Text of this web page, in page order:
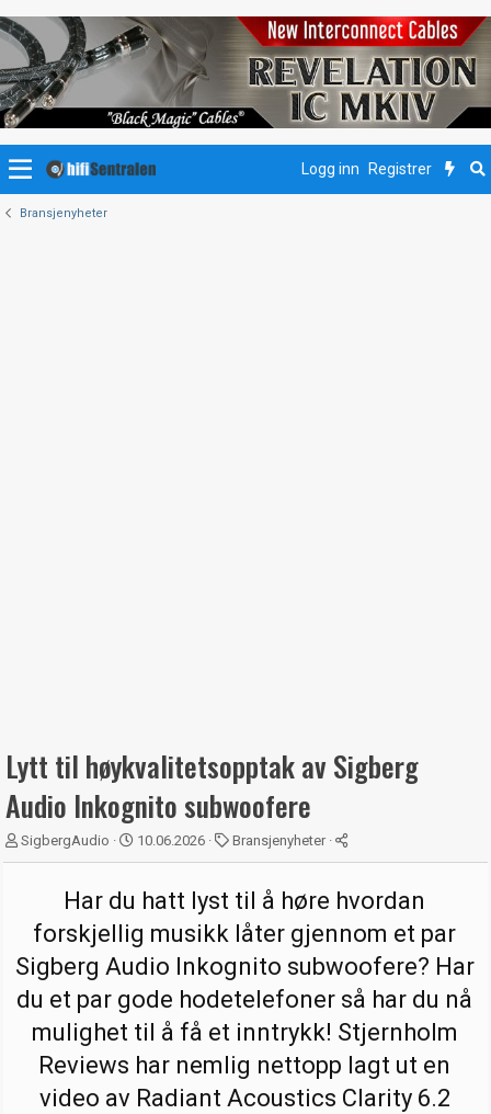
Logg inn Registrer
Bransjenyheter
Lytt til høykvalitetsopptak av Sigberg
Audio Inkognito subwoofere
T
r
a
r
t
SigbergAudio
S
t
d
a
t
o
10.06.2026
K
a
e
o
r
i
Bransjenyheter
Har du hatt lyst til å høre hvordan
forskjellig musikk låter gjennom et par
Sigberg Audio Inkognito subwoofere? Har
du et par gode hodetelefoner så har du nå
mulighet til å få et inntrykk! Stjernholm
Reviews har nemlig nettopp lagt ut en
video av Radiant Acoustics Clarity 6.2